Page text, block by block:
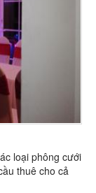
loại phông cưới
thuê cho cả